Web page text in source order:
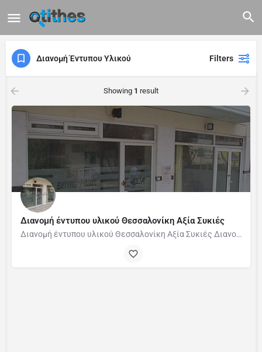
Διανομή Έντυπου Υλικού Filters
Showing 1 result
Διανομή έντυπου υλικού Θεσσαλονίκη Αξία Συκιές
Διανομή έντυπου υλικού Θεσσαλονίκη Αξία Συκιές Διανομή φυλλαδίων & διανομή εντύπων σε ανταγωνιστικές…